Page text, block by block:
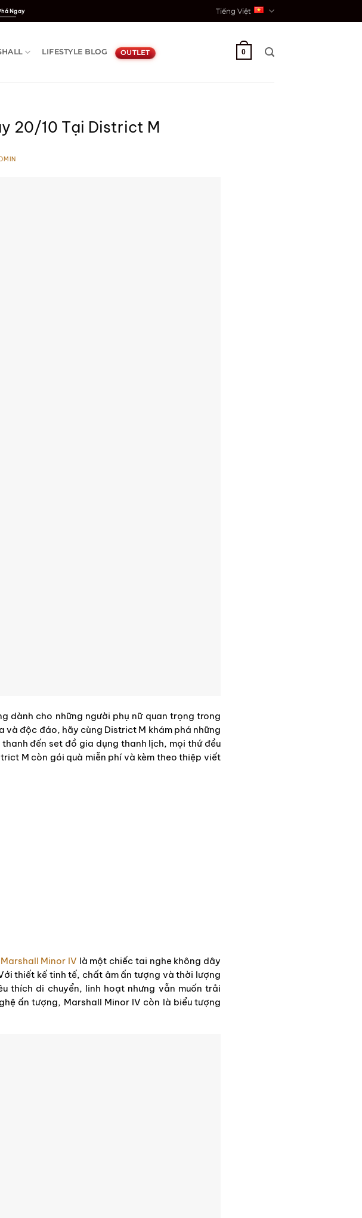
Ngay Tiếng Việt
LIFESTYLE BLOG OUTLET 0
20/10 Tại District M
dành cho những người phụ nữ quan trọng trong
và độc đáo, hãy cùng District M khám phá những
đến set đồ gia dụng thanh lịch, mọi thứ đều
M còn gói quà miễn phí và kèm theo thiệp viết
Marshall Minor IV là một chiếc tai nghe không dây
thiết kế tinh tế, chất âm ấn tượng và thời lượng
thích di chuyển, linh hoạt nhưng vẫn muốn trải
ấn tượng, Marshall Minor IV còn là biểu tượng